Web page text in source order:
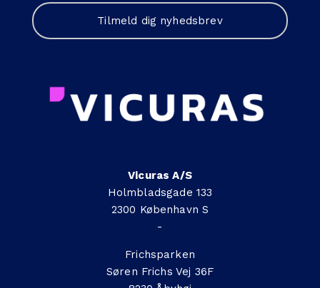
Tilmeld dig nyhedsbrev
Vicuras A/S
Holmbladsgade 133
2300 København S
-
Frichsparken
Søren Frichs Vej 36F